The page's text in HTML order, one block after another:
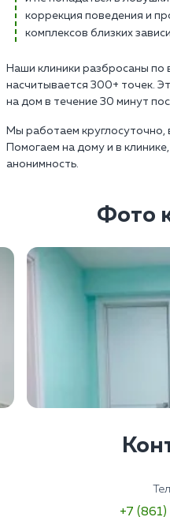
коррекция поведения и
комплексов близких
Наши клиники разбросаны по
насчитывается 300+ точек.
на дом в течение 30 минут
Мы работаем круглосуточно,
Помогаем на дому и в
анонимность.
Фото
+7